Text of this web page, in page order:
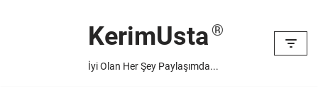
KerimUsta
İyi Olan Her Şey Paylaşımda...